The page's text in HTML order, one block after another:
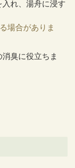
れ、湯舟に浸す
場合がありま
臭に役立ちま